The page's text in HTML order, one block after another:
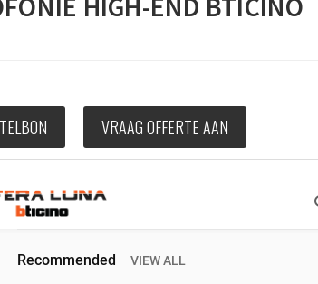
VRAAG OFFERTE AAN